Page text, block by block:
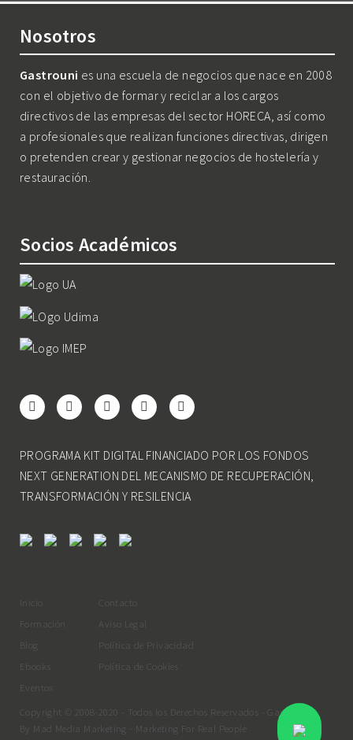
Nosotros
Gastrouni es una escuela de negocios que nace en 2008
con el objetivo de formar y reciclar a los cargos
directivos de las empresas del sector HORECA, así como
a profesionales que realizan funciones directivas, dirigen
o pretenden crear y gestionar negocios de hostelería y
restauración.
Socios Académicos
PROGRAMA KIT DIGITAL FINANCIADO POR LOS FONDOS
NEXT GENERATION DEL MECANISMO DE RECUPERACIÓN,
TRANSFORMACIÓN Y RESILENCIA
Inicio
Formación
Blog
Ebooks
Eventos
Contacto
Aviso Legal
Política de Privacidad
Política de Cookies
Copyright © 2008-2020 - Todos los Derechos Reservados - Gastrouni
By Mad Media Marketing - Marketing For Real People